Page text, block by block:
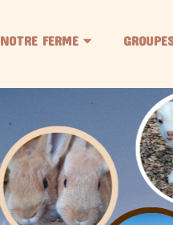
NOTRE FERME